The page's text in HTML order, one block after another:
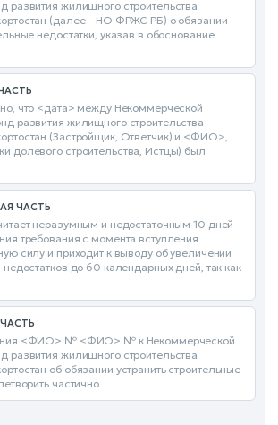
развития жилищного строительства
(далее – НО ФРЖС РБ) о обязании
недостатки, указав в обоснование
что <дата> между Некоммерческой
развития жилищного строительства
(Застройщик, Ответчик) и <ФИО>,
долевого строительства, Истцы) был
ЧАСТЬ
неразумным и недостаточным 10 дней
требования с момента вступления
силу и приходит к выводу об увеличении
недостатков до 60 календарных дней, так как
<ФИО> № <ФИО> № к Некоммерческой
развития жилищного строительства
об обязании устранить строительные
частично